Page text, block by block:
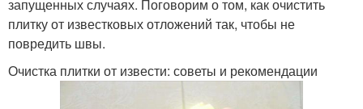
запущенных случаях. Поговорим о том, как очистить
плитку от известковых отложений так, чтобы не
повредить швы.
Очистка плитки от извести: советы и рекомендации